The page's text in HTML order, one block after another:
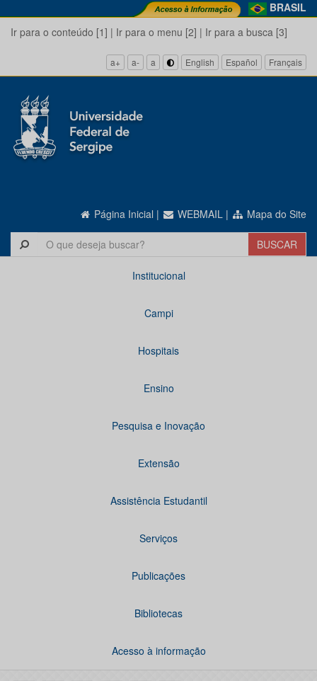
BRASIL
Ir para o conteúdo [1] | Ir para o menu [2] | Ir para a busca [3]
a+ a- a English Español Français
Página Inicial | WEBMAIL | Mapa do Site
Institucional
Campi
Hospitais
Ensino
Pesquisa e Inovação
Extensão
Assistência Estudantil
Serviços
Publicações
Bibliotecas
Acesso à informação